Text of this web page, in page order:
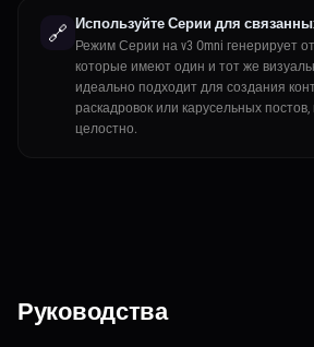
🔗 Используйте Серии для
Режим Серии на v3 Omni генерирует
которые имеют один и тот же
идеально подходит для создания
раскадровок или карусельных
целостно.
Руководства